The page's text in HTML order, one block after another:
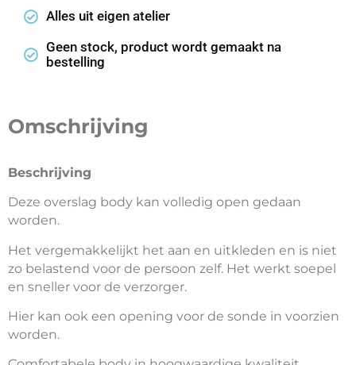
Alles uit eigen atelier
Geen stock, product wordt gemaakt na
bestelling
Omschrijving
Beschrijving
Deze overslag body kan volledig open gedaan
worden.
Het vergemakkelijkt het aan en uitkleden en is niet
zo belastend voor de persoon zelf. Het werkt soepel
en sneller voor de verzorger.
Hier kan ook een opening voor de sonde in voorzien
worden.